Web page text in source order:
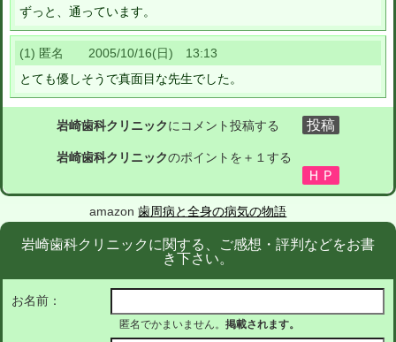
ずっと、通っています。
(1) 匿名 2005/10/16(日) 13:13
とても優しそうで真面目な先生でした。
岩崎歯科クリニックにコメント投稿する
岩崎歯科クリニックのポイントを＋１する
amazon歯周病と全身の病気の物語
岩崎歯科クリニックに関する、ご感想・評判などをお書
き下さい。
お名前：
匿名でかまいません。 掲載されます。